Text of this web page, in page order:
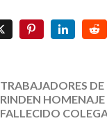
TRABAJADORES
RINDEN HOMENAJE
FALLECIDO